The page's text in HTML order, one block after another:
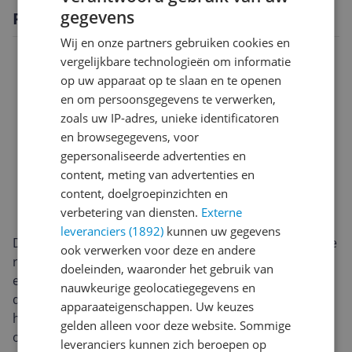
Productomschrijving
De Zoef Robot Teun Robotgrasmaaier is een compacte
robotmaaier voor gazons tot ongeveer 300 m². Met
een gewicht van 12 kilo staat hij stevig op zijn plek en
dankzij de meegeleverde docking station met pennen
heb je direct een complete basis voor installatie. Het
ontwerp is gericht op efficiënt maaien zonder gedoe,
gegevens
Wij en onze partners gebruiken cookies en
vergelijkbare technologieën om informatie
op uw apparaat op te slaan en te openen
en om persoonsgegevens te verwerken,
zoals uw IP-adres, unieke identificatoren
en browsegegevens, voor
gepersonaliseerde advertenties en
content, meting van advertenties en
content, doelgroepinzichten en
verbetering van diensten. Externe
leveranciers (1892) kunnen uw gegevens
ook verwerken voor deze en andere
doeleinden, waaronder het gebruik van
nauwkeurige geolocatiegegevens en
apparaateigenschappen. Uw keuzes
gelden alleen voor deze website. Sommige
leveranciers kunnen zich beroepen op